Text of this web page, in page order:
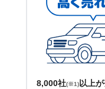
8,000社(※1) 以上